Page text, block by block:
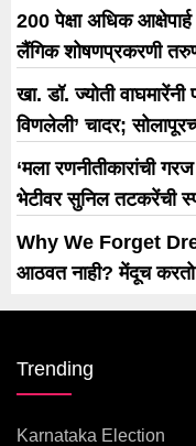
200 पेक्षा अधिक
लैंगिक शोषणप्रकरणी
खा. डॉ. ज्योती वाघमारेंनी
विणलेली’ चादर;
धोरणाची मागणी
‘मला रणनीतीकारांची
भेटीवर सुनिल तटकरेंची
Why We Forget
आठवत नाही? मेंदूच
Trending
Karnataka Election